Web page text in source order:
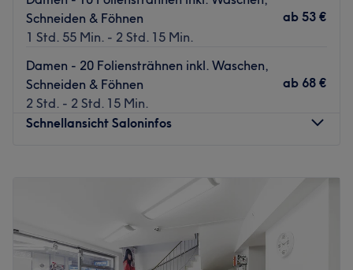
Haargeschichte neu zu erzählen. Lass dich so schnell wie
möglich überzeugen und schau vorbei!
Schneiden & Föhnen
1 Std. 55 Min. - 2 Std. 15 Min.
ab 53 €
Damen - 20 Foliensträhnen inkl. Waschen,
Schneiden & Föhnen
2 Std. - 2 Std. 15 Min.
ab 68 €
Schnellansicht Saloninfos
Freitag
09:30
18:30
Samstag
09:00